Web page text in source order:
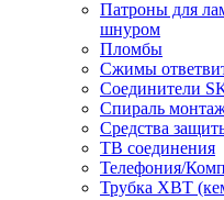
Патроны для
шнуром
Пломбы
Сжимы
Соединители
Спираль
Средства
ТВ соединения
Телефония/
Трубка ХВТ